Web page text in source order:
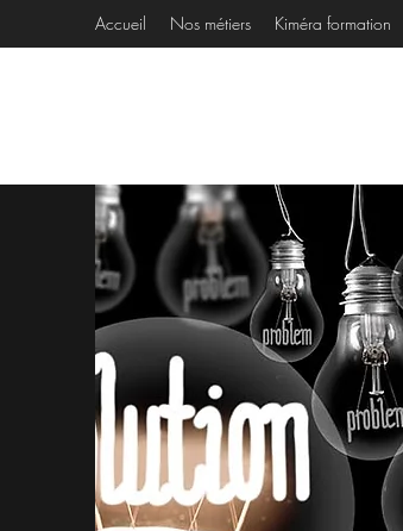
Accueil Nos métiers Kiméra formation